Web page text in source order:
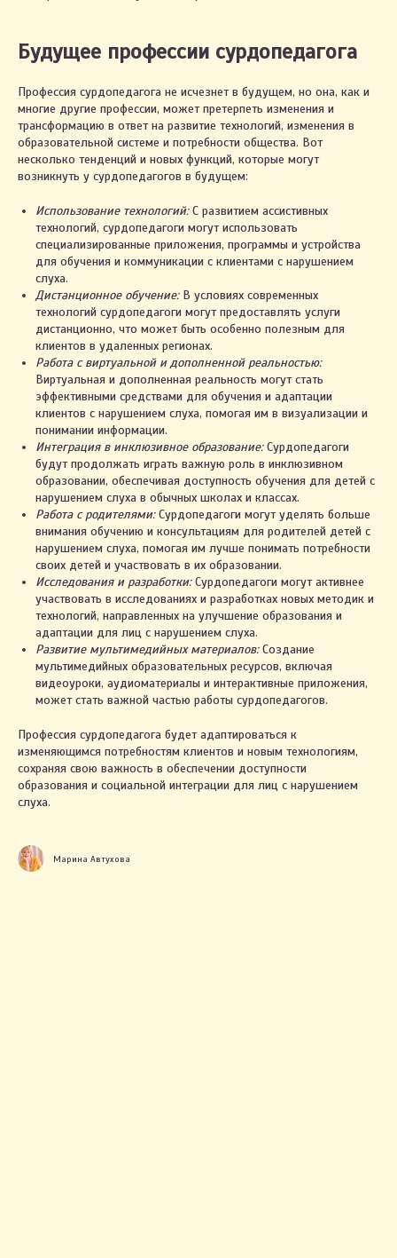
Будущее профессии сурдопедагога
Профессия сурдопедагога не исчезнет в будущем, но она, как и
многие другие профессии, может претерпеть изменения и
трансформацию в ответ на развитие технологий, изменения в
образовательной системе и потребности общества. Вот
несколько тенденций и новых функций, которые могут
возникнуть у сурдопедагогов в будущем:
Использование технологий:С развитием ассистивных
технологий, сурдопедагоги могут использовать
специализированные приложения, программы и устройства
для обучения и коммуникации с клиентами с нарушением
слуха.
Дистанционное обучение:В условиях современных
технологий сурдопедагоги могут предоставлять услуги
дистанционно, что может быть особенно полезным для
клиентов в удаленных регионах.
Работа с виртуальной и дополненной реальностью:
Виртуальная и дополненная реальность могут стать
эффективными средствами для обучения и адаптации
клиентов с нарушением слуха, помогая им в визуализации и
понимании информации.
Интеграция в инклюзивное образование:Сурдопедагоги
будут продолжать играть важную роль в инклюзивном
образовании, обеспечивая доступность обучения для детей с
нарушением слуха в обычных школах и классах.
Работа с родителями:Сурдопедагоги могут уделять больше
внимания обучению и консультациям для родителей детей с
нарушением слуха, помогая им лучше понимать потребности
своих детей и участвовать в их образовании.
Исследования и разработки:Сурдопедагоги могут активнее
участвовать в исследованиях и разработках новых методик и
технологий, направленных на улучшение образования и
адаптации для лиц с нарушением слуха.
Развитие мультимедийных материалов:Создание
мультимедийных образовательных ресурсов, включая
видеоуроки, аудиоматериалы и интерактивные приложения,
может стать важной частью работы сурдопедагогов.
Профессия сурдопедагога будет адаптироваться к
изменяющимся потребностям клиентов и новым технологиям,
сохраняя свою важность в обеспечении доступности
образования и социальной интеграции для лиц с нарушением
слуха.
Марина Автухова
2023. ИП Автухова Марина Александровна
выдано Жлобинским райисполкомом 03.03.2021
Политика конфиденциальности
Настройки cookie
УНП 491461557
Интернет-сайт включён в БЕЛГИЭ
Республики Беларусь 01.11.2023 за №191590
Правила оплаты и возврата
+375 29 123-58-67